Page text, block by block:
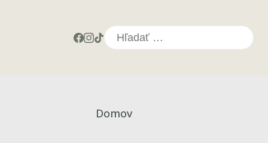
Hľadať:
Domov